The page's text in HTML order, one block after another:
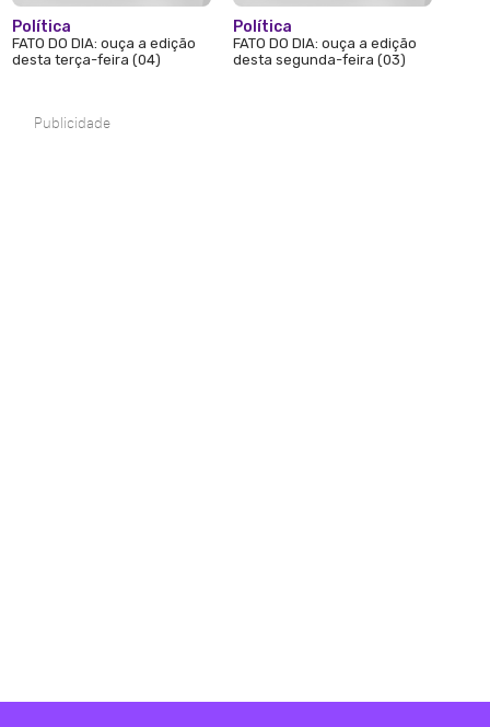
Política
FATO DO DIA: ouça a edição
desta terça-feira (04)
Política
FATO DO DIA: ouça a edição
desta segunda-feira (03)
Publicidade